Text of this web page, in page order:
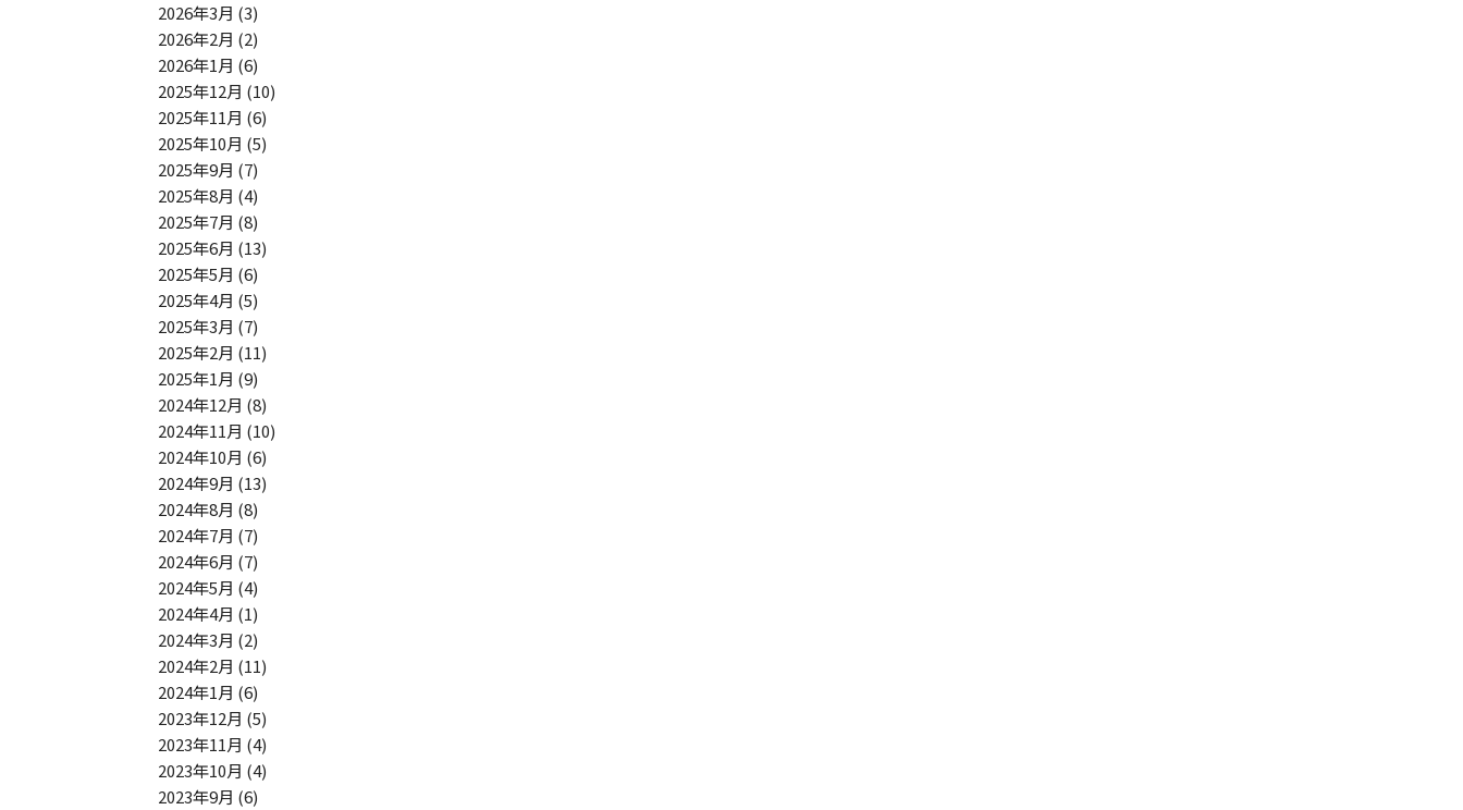
2026年3月 (3)
2026年2月 (2)
2026年1月 (6)
2025年12月 (10)
2025年11月 (6)
2025年10月 (5)
2025年9月 (7)
2025年8月 (4)
2025年7月 (8)
2025年6月 (13)
2025年5月 (6)
2025年4月 (5)
2025年3月 (7)
2025年2月 (11)
2025年1月 (9)
2024年12月 (8)
2024年11月 (10)
2024年10月 (6)
2024年9月 (13)
2024年8月 (8)
2024年7月 (7)
2024年6月 (7)
2024年5月 (4)
2024年4月 (1)
2024年3月 (2)
2024年2月 (11)
2024年1月 (6)
2023年12月 (5)
2023年11月 (4)
2023年10月 (4)
2023年9月 (6)